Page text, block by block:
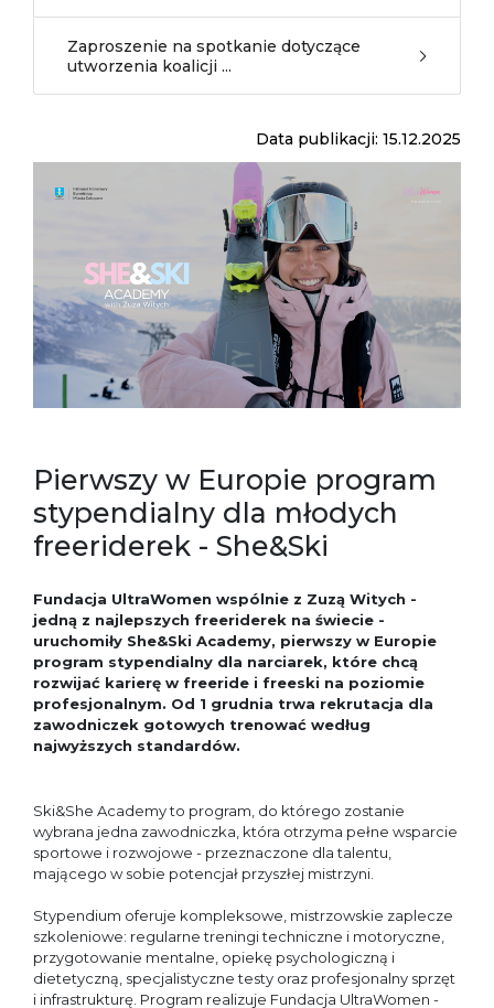
Zaproszenie na spotkanie dotyczące
utworzenia koalicji ...
Data publikacji: 15.12.2025
Pierwszy w Europie program
stypendialny dla młodych
freeriderek - She&Ski
Fundacja UltraWomen wspólnie z Zuzą Witych -
jedną z najlepszych freeriderek na świecie -
uruchomiły She&Ski Academy, pierwszy w Europie
program stypendialny dla narciarek, które chcą
rozwijać karierę w freeride i freeski na poziomie
profesjonalnym. Od 1 grudnia trwa rekrutacja dla
zawodniczek gotowych trenować według
najwyższych standardów.
Ski&She Academy to program, do którego zostanie
wybrana jedna zawodniczka, która otrzyma pełne wsparcie
sportowe i rozwojowe - przeznaczone dla talentu,
mającego w sobie potencjał przyszłej mistrzyni.
Stypendium oferuje kompleksowe, mistrzowskie zaplecze
szkoleniowe: regularne treningi techniczne i motoryczne,
przygotowanie mentalne, opiekę psychologiczną i
dietetyczną, specjalistyczne testy oraz profesjonalny sprzęt
i infrastrukturę. Program realizuje Fundacja UltraWomen -